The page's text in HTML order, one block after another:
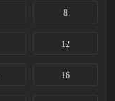
8
12
16